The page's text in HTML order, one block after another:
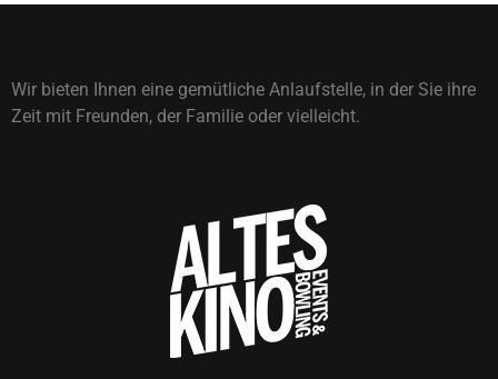
Wir bieten Ihnen eine gemütliche Anlaufstelle, in der Sie ihre
Zeit mit Freunden, der Familie oder vielleicht.